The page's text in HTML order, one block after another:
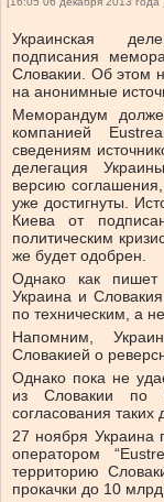
Украинская
подписания
Словакии. Об этом
на анонимные
Меморандум
компанией
сведениям
делегация
версию соглашения,
уже достигнуты.
Киева от
политическим
же будет одобрен.
Однако как
Украина и
по техническим, а
Напомним,
Словакией о
Однако пока не
из Словакии по
согласования таких
27 ноября Украина
оператором
территорию
прокачки до 10